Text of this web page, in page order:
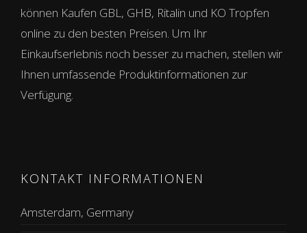
können Kaufen GBL, GHB, Ritalin und KO Tropfen
online zu den besten Preisen. Um Ihr
Einkaufserlebnis noch besser zu machen, stellen wir
Ihnen umfassende Produktinformationen zur
Verfügung.
KONTAKT INFORMATIONEN
Amsterdam, Germany